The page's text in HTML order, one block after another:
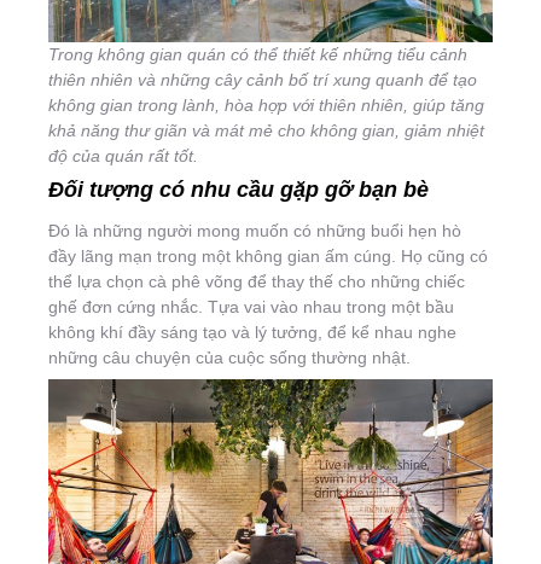
Trong không gian quán có thể thiết kế những tiểu cảnh
thiên nhiên và những cây cảnh bố trí xung quanh để tạo
không gian trong lành, hòa hợp với thiên nhiên, giúp tăng
khả năng thư giãn và mát mẻ cho không gian, giảm nhiệt
độ của quán rất tốt.
Đối tượng có nhu cầu gặp gỡ bạn bè
Đó là những người mong muốn có những buổi hẹn hò
đầy lãng mạn trong một không gian ấm cúng. Họ cũng có
thể lựa chọn cà phê võng để thay thế cho những chiếc
ghế đơn cứng nhắc. Tựa vai vào nhau trong một bầu
không khí đầy sáng tạo và lý tưởng, để kể nhau nghe
những câu chuyện của cuộc sống thường nhật.